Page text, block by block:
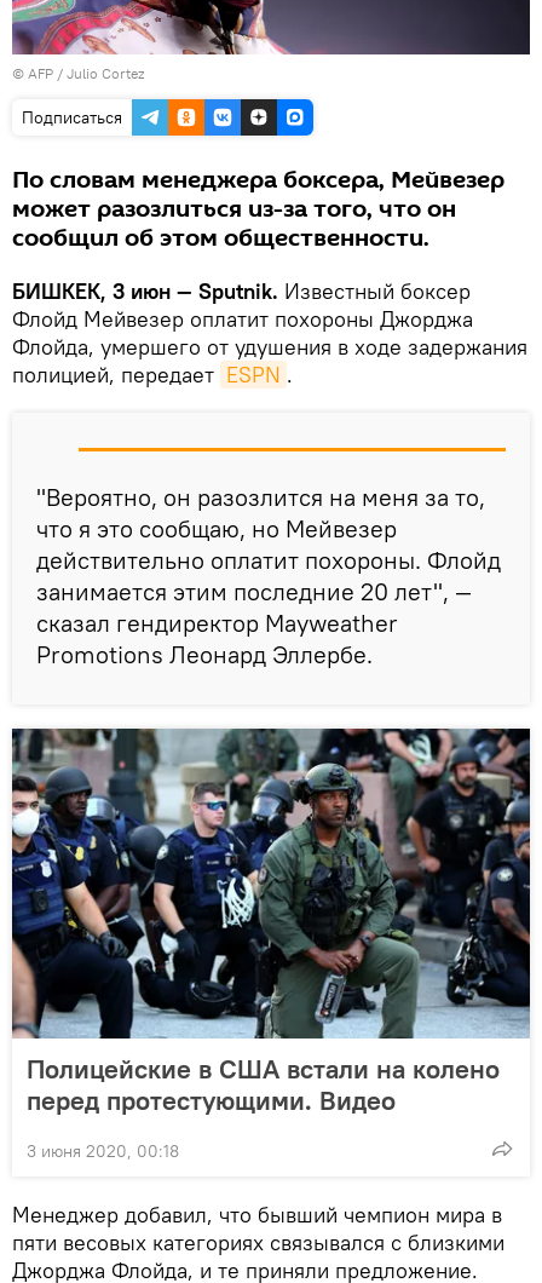
© AFP / Julio Cortez
Подписаться
По словам менеджера боксера, Мейвезер
может разозлиться из-за того, что он
сообщил об этом общественности.
БИШКЕК, 3 июн — Sputnik. Известный боксер
Флойд Мейвезер оплатит похороны Джорджа
Флойда, умершего от удушения в ходе задержания
полицией, передает ESPN .
"Вероятно, он разозлится на меня за то,
что я это сообщаю, но Мейвезер
действительно оплатит похороны. Флойд
занимается этим последние 20 лет", —
сказал гендиректор Mayweather
Promotions Леонард Эллербе.
Полицейские в США встали на колено
перед протестующими. Видео
3 июня 2020, 00:18
Менеджер добавил, что бывший чемпион мира в
пяти весовых категориях связывался с близкими
Джорджа Флойда, и те приняли предложение.